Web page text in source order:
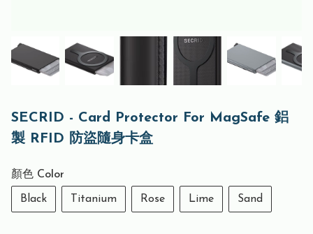
SECRID - Card Protector For MagSafe 鋁
製 RFID 防盜隨身卡盒
顏色 Color
Black Titanium Rose Lime Sand